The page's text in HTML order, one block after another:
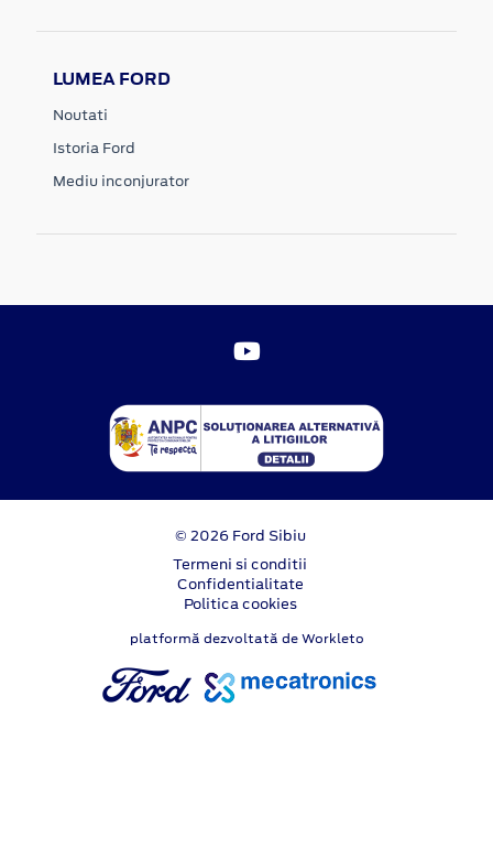
LUMEA FORD
Noutati
Istoria Ford
Mediu inconjurator
© 2026 Ford Sibiu
Termeni si conditii
Confidentialitate
Politica cookies
platformă dezvoltată de Workleto